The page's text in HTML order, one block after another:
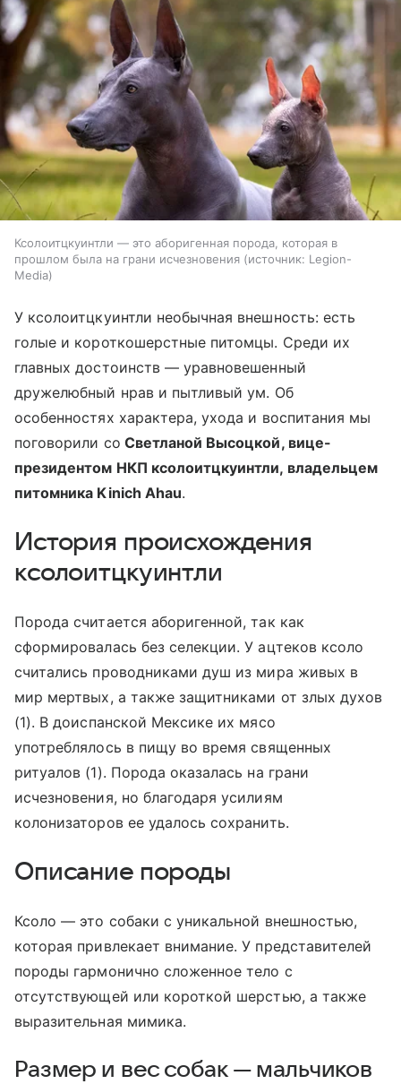
Ксолоитцкуинтли — это аборигенная порода, которая в
прошлом была на грани исчезновения
источник: Legion-
Media
У ксолоитцкуинтли необычная внешность: есть
голые и короткошерстные питомцы. Среди их
главных достоинств — уравновешенный
дружелюбный нрав и пытливый ум. Об
особенностях характера, ухода и воспитания мы
поговорили со Светланой Высоцкой, вице-
президентом НКП ксолоитцкуинтли, владельцем
питомника Kinich Ahau.
История происхождения
ксолоитцкуинтли
Порода считается аборигенной, так как
сформировалась без селекции. У ацтеков ксоло
считались проводниками душ из мира живых в
мир мертвых, а также защитниками от злых духов
(1). В доиспанской Мексике их мясо
употреблялось в пищу во время священных
ритуалов (1). Порода оказалась на грани
исчезновения, но благодаря усилиям
колонизаторов ее удалось сохранить.
Описание породы
Ксоло — это собаки с уникальной внешностью,
которая привлекает внимание. У представителей
породы гармонично сложенное тело с
отсутствующей или короткой шерстью, а также
выразительная мимика.
Размер и вес собак — мальчиков